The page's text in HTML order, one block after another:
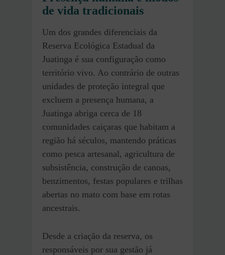
de vida tradicionais
Um dos grandes diferenciais da
Reserva Ecológica Estadual da
Juatinga é sua configuração como
território vivo. Ao contrário de outras
unidades de proteção integral que
excluem a presença humana, a
Juatinga abriga cerca de 18
comunidades caiçaras que habitam a
região há séculos, mantendo práticas
como pesca artesanal, agricultura de
subsistência, construção de canoas,
benzimentos, festas populares e trilhas
abertas no mato com base em rotas
ancestrais.
Desde a criação da reserva, os
responsáveis por sua gestão já